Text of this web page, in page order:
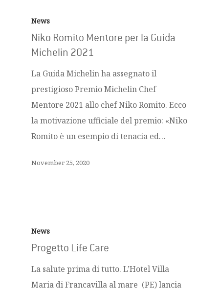
News
Niko Romito Mentore per la Guida
Michelin 2021
La Guida Michelin ha assegnato il
prestigioso Premio Michelin Chef
Mentore 2021 allo chef Niko Romito. Ecco
la motivazione ufficiale del premio: «Niko
Romito è un esempio di tenacia ed…
November 25, 2020
News
Progetto Life Care
La salute prima di tutto. L’Hotel Villa
Maria di Francavilla al mare (PE) lancia